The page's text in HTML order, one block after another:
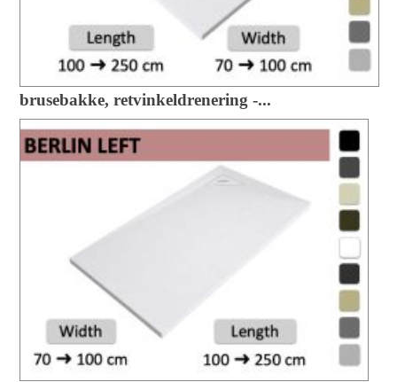
brusebakke, retvinkeldrenering -...